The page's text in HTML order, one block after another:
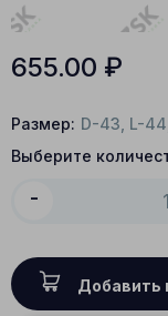
655.00 ₽
Размер: D-43, L-
Выберите
-
Добавить